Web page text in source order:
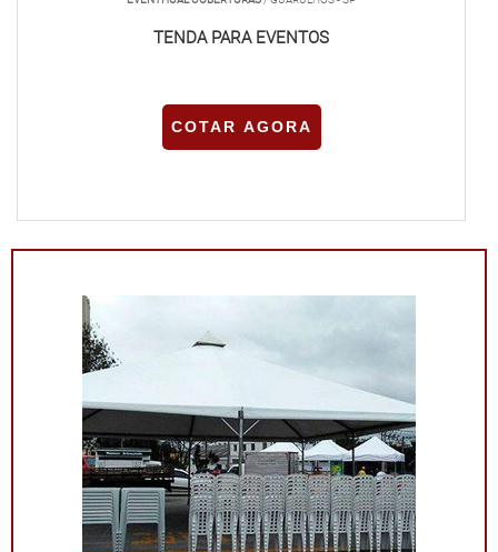
TENDA PARA EVENTOS
COTAR AGORA